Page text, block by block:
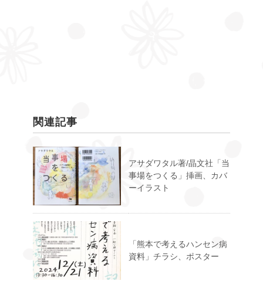
関連記事
アサダワタル著/晶文社「当
事場をつくる」挿画、カバ
ーイラスト
「熊本で考えるハンセン病
資料」チラシ、ポスター